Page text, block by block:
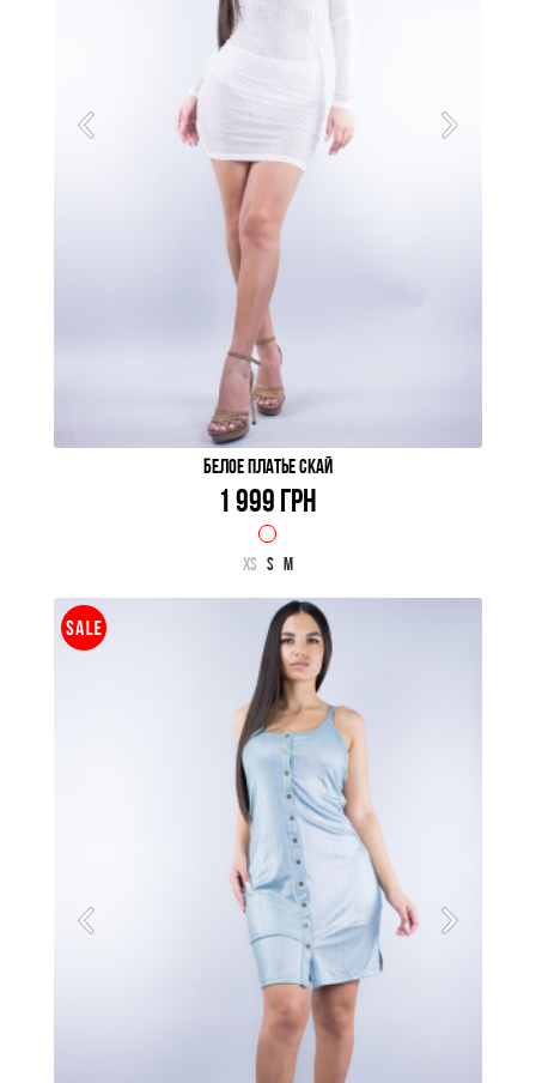
БЕЛОЕ ПЛАТЬЕ СКАЙ
1 999 ГРН
XS S M